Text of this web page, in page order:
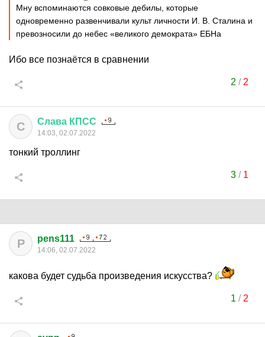
Мну вспоминаются совковые дебилы, которые
одновременно развенчивали культ личности И. В. Сталина и
превозносили до небес «великого демократа» ЕБНа
Ибо все познаётся в сравнении
2 / 2
С Слава КПСС
14:03, 02.07.2022
тонкий троллинг
3/ 1
P pens111
14:06, 02.07.2022
какова будет судьба произведения искусства?
1 / 2